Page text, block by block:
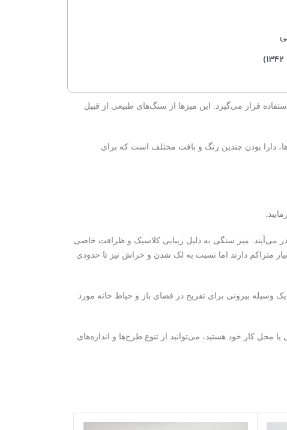
قرار می‌گیرد. این میزها از سنگ‌های طبیعی از قبیل
دارا بودن چندین رنگ و بافت مختلف است که برای
می‌آیند. میز سنگی به دلیل زیبایی کلاسیک و ظرافت خاصی
متراکم دارند اما نسبت به لک شدن و خراش نیز تا حدودی
وسیله بیرونی برای تفریح در فضای باز و حیاط خانه مورد
محل کار خود هستید، می‌توانید از تنوع طرح‌ها و اندازه‌های